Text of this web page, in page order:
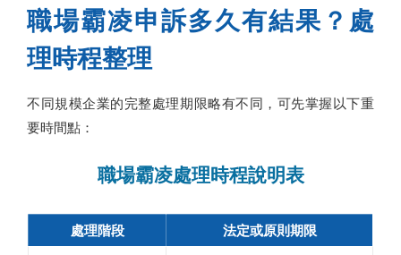
職場霸凌申訴多久有結果？處
理時程整理
不同規模企業的完整處理期限略有不同，可先掌握以下重
要時間點：
職場霸凌處理時程說明表
處理階段
法定或原則期限